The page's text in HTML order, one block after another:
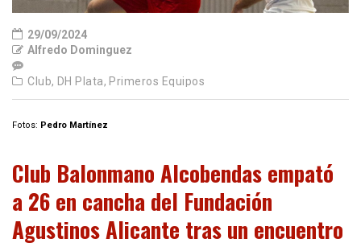
29/09/2024
Alfredo Dominguez
Club, DH Plata, Primeros Equipos
Fotos: Pedro Martínez
Club Balonmano Alcobendas empató
a 26 en cancha del Fundación
Agustinos Alicante tras un encuentro